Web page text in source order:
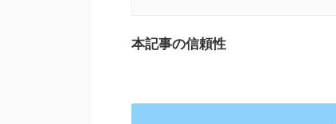
本記事の信頼性